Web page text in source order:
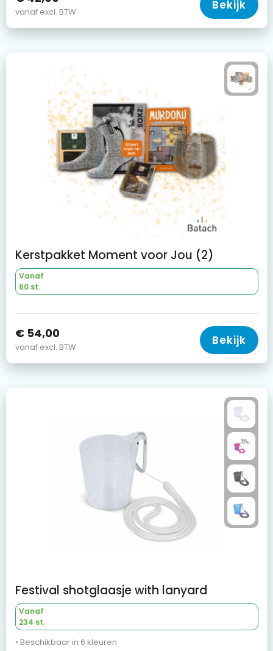
vanaf excl. BTW Bekijk
Kerstpakket Moment voor Jou (2)
Vanaf
60 st.
€ 54,00
vanaf excl. BTW Bekijk
Festival shotglaasje with lanyard
Vanaf
234 st.
• Beschikbaar in 6 kleuren